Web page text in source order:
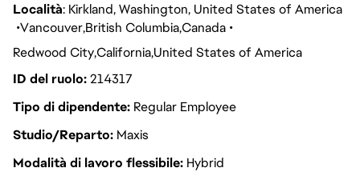
Località: Kirkland, Washington, United States of America
VancouverBritish ColumbiaCanada
Redwood CityCaliforniaUnited States of America
ID del ruolo214317
Tipo di dipendente Regular Employee
Studio/Reparto Maxis
Modalità di lavoro flessibile Hybrid